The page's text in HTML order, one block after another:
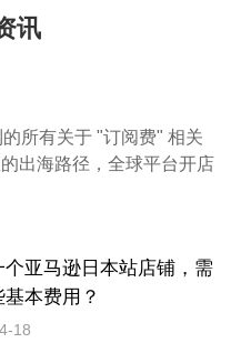
讯
所有关于 "订阅费" 相关
出海路径，全球平台开店
个亚马逊日本站店铺，需
本费用？
18